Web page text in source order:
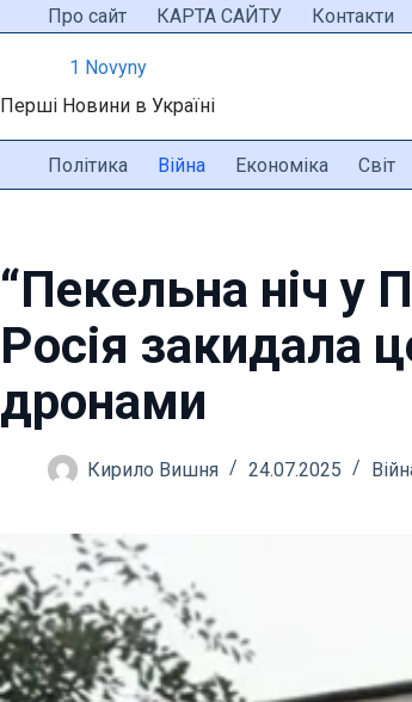
ПерейтиПро сайт КАРТА САЙТУ Контакти
1 Novyny
Перші Новини в Україні
Політика Війна Економіка Світ
“Пекельна ніч у
Росія закидала
дронами
Кирило Вишня 24.07.2025